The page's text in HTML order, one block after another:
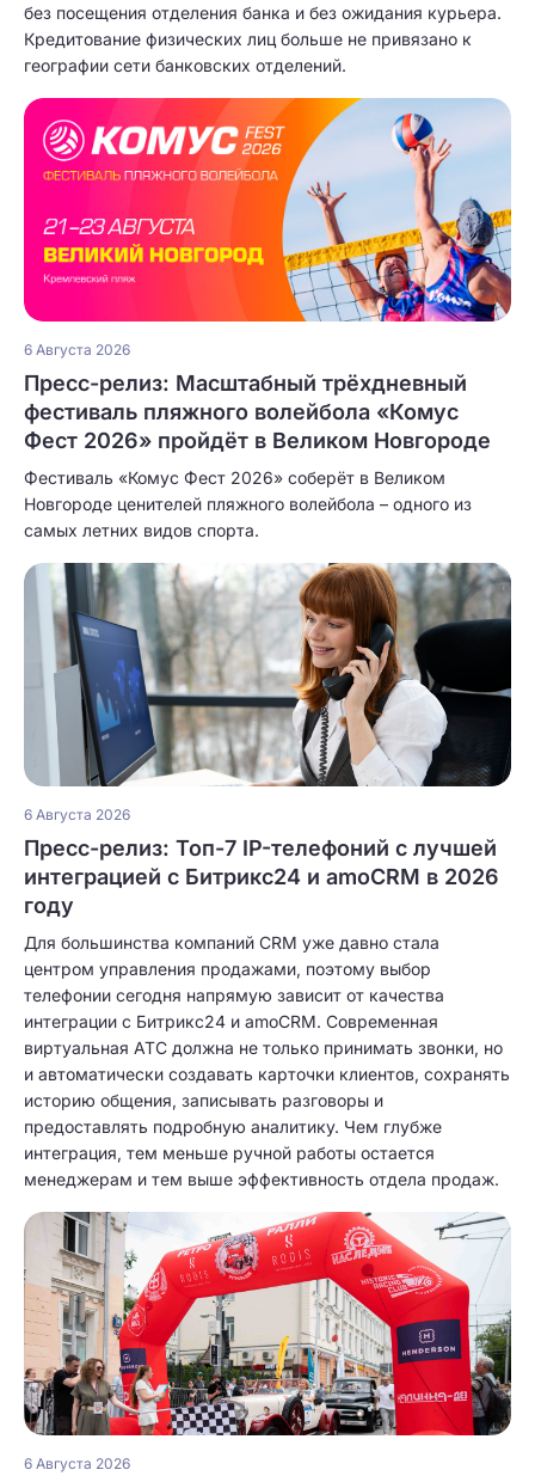
без посещения отделения банка и без ожидания курьера.
Кредитование физических лиц больше не привязано к
географии сети банковских отделений.
6 Августа 2026
Пресс-релиз: Масштабный трёхдневный
фестиваль пляжного волейбола «Комус
Фест 2026» пройдёт в Великом Новгороде
Фестиваль «Комус Фест 2026» соберёт в Великом
Новгороде ценителей пляжного волейбола – одного из
самых летних видов спорта.
6 Августа 2026
Пресс-релиз: Топ-7 IP-телефоний с лучшей
интеграцией с Битрикс24 и amoCRM в 2026
году
Для большинства компаний CRM уже давно стала
центром управления продажами, поэтому выбор
телефонии сегодня напрямую зависит от качества
интеграции с Битрикс24 и amoCRM. Современная
виртуальная АТС должна не только принимать звонки, но
и автоматически создавать карточки клиентов, сохранять
историю общения, записывать разговоры и
предоставлять подробную аналитику. Чем глубже
интеграция, тем меньше ручной работы остается
менеджерам и тем выше эффективность отдела продаж.
6 Августа 2026